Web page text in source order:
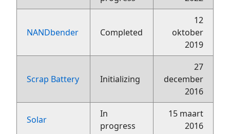
NANDbender Completed
12
oktober
2019
Scrap Battery Initializing
27
december
2016
Solar
In
progress
15 maart
2016